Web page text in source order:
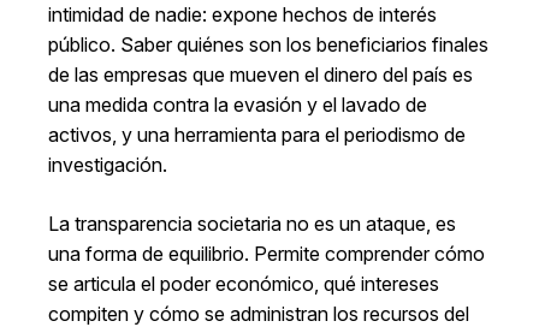
intimidad de nadie: expone hechos de interés
público. Saber quiénes son los beneficiarios finales
de las empresas que mueven el dinero del país es
una medida contra la evasión y el lavado de
activos, y una herramienta para el periodismo de
investigación.
La transparencia societaria no es un ataque, es
una forma de equilibrio. Permite comprender cómo
se articula el poder económico, qué intereses
compiten y cómo se administran los recursos del